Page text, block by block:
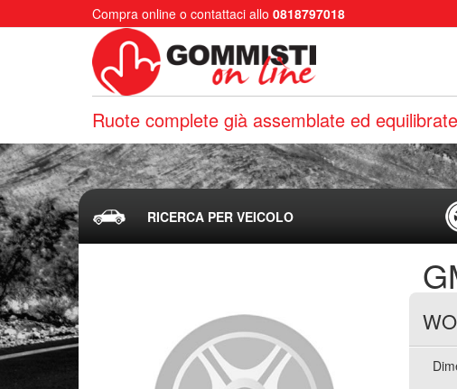
Compra online o contattaci allo 0818797018
Ruote complete già assemblate ed
RICERCA PER VEICOLO